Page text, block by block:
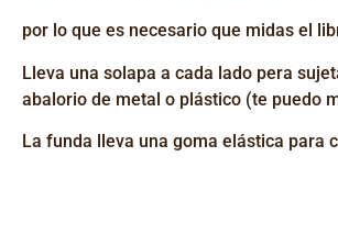
por lo que es necesario que midas el
Lleva una solapa a cada lado pera
abalorio de metal o plástico (te puedo
La funda lleva una goma elástica para